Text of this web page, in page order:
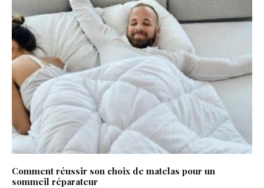
Comment réussir son choix de matelas pour un
sommeil réparateur